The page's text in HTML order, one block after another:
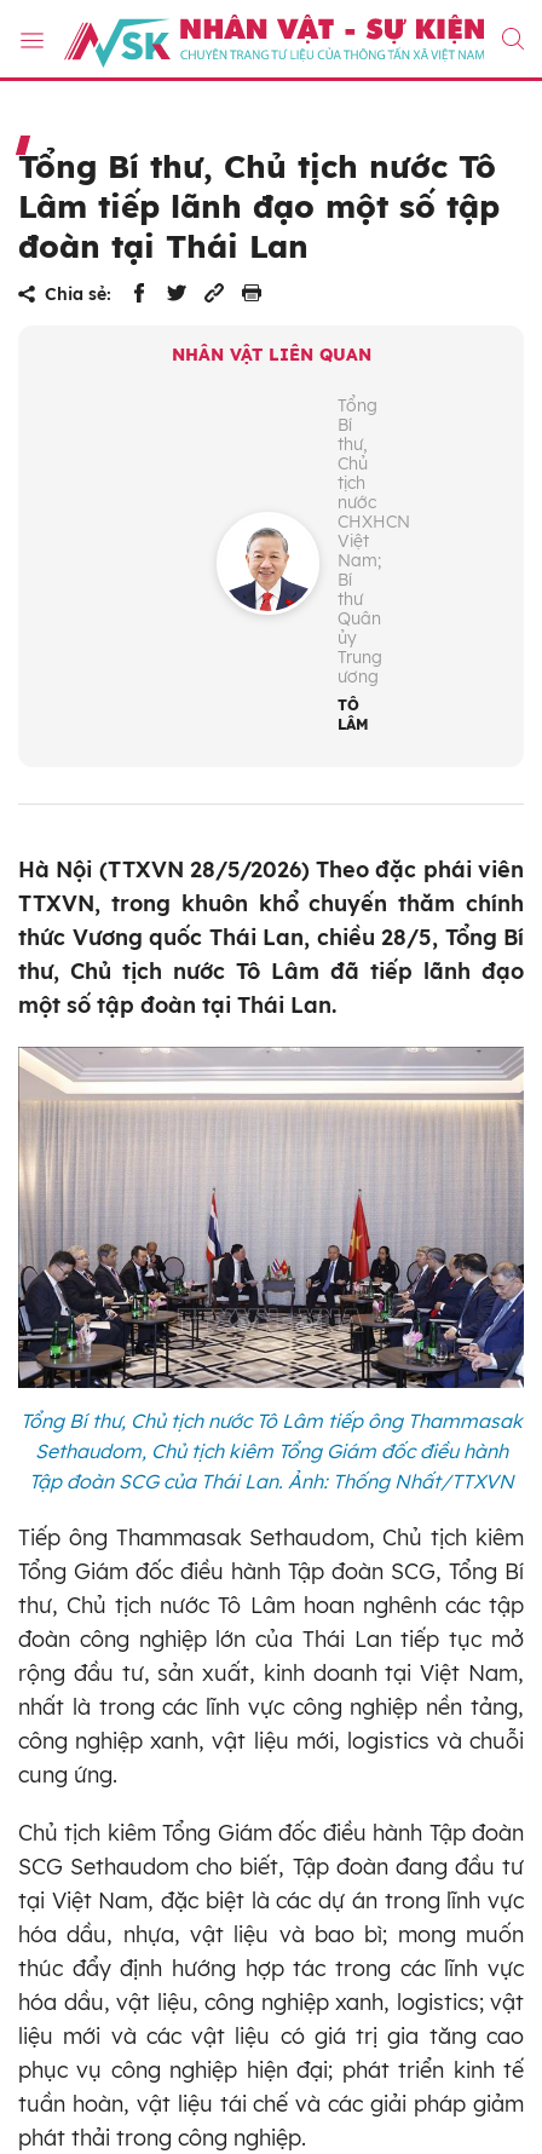
Tổng Bí thư, Chủ tịch nước Tô
Lâm tiếp lãnh đạo một số tập
đoàn tại Thái Lan
Chia sẻ:
NHÂN VẬT LIÊN QUAN
Tổng
Bí
thư,
Chủ
tịch
nước
CHXHCN
Việt
Nam;
Bí
thư
Quân
ủy
Trung
ương
TÔ
LÂM
Hà Nội (TTXVN 28/5/2026) Theo đặc phái viên
TTXVN, trong khuôn khổ chuyến thăm chính
thức Vương quốc Thái Lan, chiều 28/5, Tổng Bí
thư, Chủ tịch nước Tô Lâm đã tiếp lãnh đạo
một số tập đoàn tại Thái Lan.
Tổng Bí thư, Chủ tịch nước Tô Lâm tiếp ông Thammasak
Sethaudom, Chủ tịch kiêm Tổng Giám đốc điều hành
Tập đoàn SCG của Thái Lan. Ảnh: Thống Nhất/TTXVN
Tiếp ông Thammasak Sethaudom, Chủ tịch kiêm
Tổng Giám đốc điều hành Tập đoàn SCG, Tổng Bí
thư, Chủ tịch nước Tô Lâm hoan nghênh các tập
đoàn công nghiệp lớn của Thái Lan tiếp tục mở
rộng đầu tư, sản xuất, kinh doanh tại Việt Nam,
nhất là trong các lĩnh vực công nghiệp nền tảng,
công nghiệp xanh, vật liệu mới, logistics và chuỗi
cung ứng.
Chủ tịch kiêm Tổng Giám đốc điều hành Tập đoàn
SCG Sethaudom cho biết, Tập đoàn đang đầu tư
tại Việt Nam, đặc biệt là các dự án trong lĩnh vực
hóa dầu, nhựa, vật liệu và bao bì; mong muốn
thúc đẩy định hướng hợp tác trong các lĩnh vực
hóa dầu, vật liệu, công nghiệp xanh, logistics; vật
liệu mới và các vật liệu có giá trị gia tăng cao
phục vụ công nghiệp hiện đại; phát triển kinh tế
tuần hoàn, vật liệu tái chế và các giải pháp giảm
phát thải trong công nghiệp.